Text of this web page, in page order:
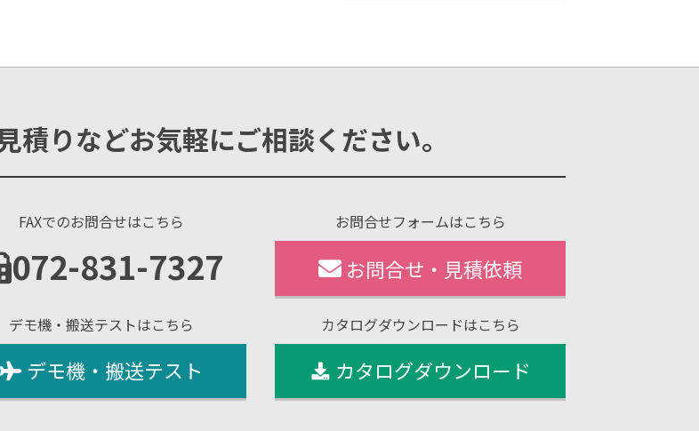
積りなどお気軽にご相談ください。
FAXでのお問合せはこちら
072-831-7327
お問合せフォームはこちら
お問合せ・見積依頼
デモ機・搬送テストはこちら
デモ機・搬送テスト
カタログダウンロードはこちら
カタログダウンロード